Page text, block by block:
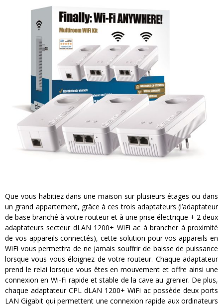
Que vous habitiez dans une maison sur plusieurs étages ou dans
un grand appartement, grâce à ces trois adaptateurs (l’adaptateur
de base branché à votre routeur et à une prise électrique + 2 deux
adaptateurs secteur dLAN 1200+ WiFi ac à brancher à proximité
de vos appareils connectés), cette solution pour vos appareils en
WiFi vous permettra de ne jamais souffrir de baisse de puissance
lorsque vous vous éloignez de votre routeur. Chaque adaptateur
prend le relai lorsque vous êtes en mouvement et offre ainsi une
connexion en Wi-Fi rapide et stable de la cave au grenier. De plus,
chaque adaptateur CPL dLAN 1200+ WiFi ac possède deux ports
LAN Gigabit qui permettent une connexion rapide aux ordinateurs